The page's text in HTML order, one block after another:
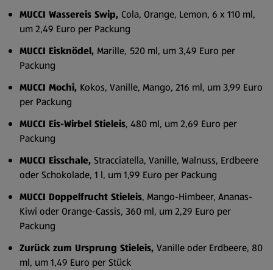
MUCCI Wassereis Swip, Cola, Orange, Lemon, 6 x 110 ml,
um 2,49 Euro per Packung
MUCCI Eisknödel, Marille, 520 ml, um 3,49 Euro per
Packung
MUCCI Mochi, Kokos, Vanille, Mango, 216 ml, um 3,99 Euro
per Packung
MUCCI Eis-Wirbel Stieleis, 480 ml, um 2,69 Euro per
Packung
MUCCI Eisschale, Stracciatella, Vanille, Walnuss, Erdbeere
oder Schokolade, 1 l, um 1,99 Euro per Packung
MUCCI Doppelfrucht Stieleis, Mango-Himbeer, Ananas-
Kiwi oder Orange-Cassis, 360 ml, um 2,29 Euro per
Packung
Zurück zum Ursprung Stieleis, Vanille oder Erdbeere, 80
ml, um 1,49 Euro per Stück